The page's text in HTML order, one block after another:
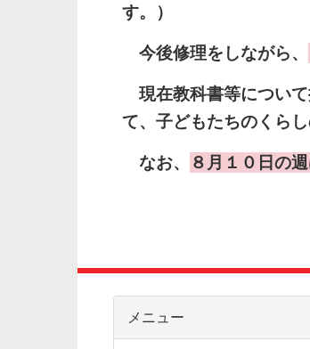
す。）
今後修理をしながら、
現在教科書等につい
て、子どもたちのくら
なお、
８月１０日の
メニュー